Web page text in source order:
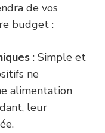
de vos
budget :
: Simple et
ne
alimentation
leur